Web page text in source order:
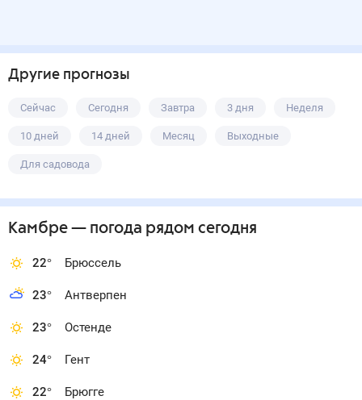
Другие прогнозы
Сейчас Сегодня Завтра 3 дня Неделя
10 дней 14 дней Месяц Выходные
Для садовода
Камбре— погода рядом сегодня
22° Брюссель
23° Антверпен
23° Остенде
24° Гент
22° Брюгге